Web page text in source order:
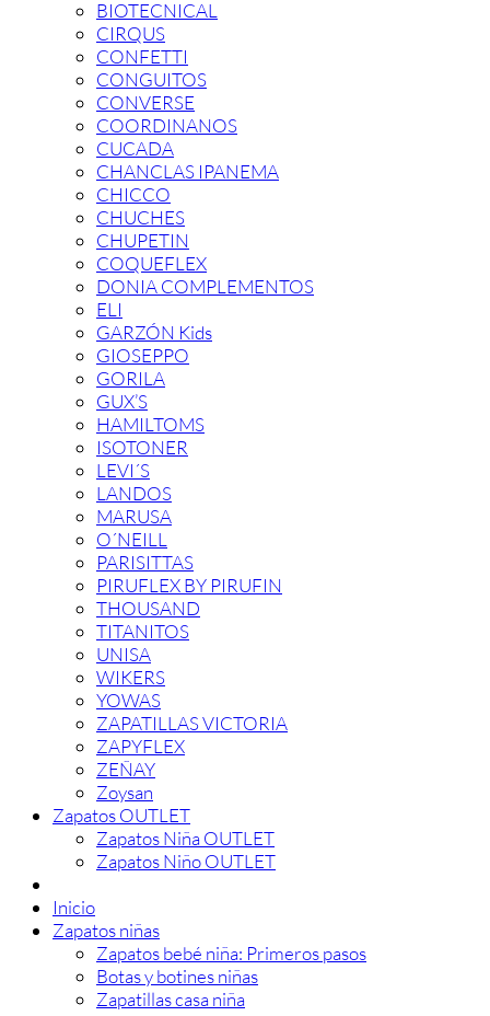
BIOTECNICAL
CIRQUS
CONFETTI
CONGUITOS
CONVERSE
COORDINANOS
CUCADA
CHANCLAS IPANEMA
CHICCO
CHUCHES
CHUPETIN
COQUEFLEX
DONIA COMPLEMENTOS
ELI
GARZÓN Kids
GIOSEPPO
GORILA
GUX’S
HAMILTOMS
ISOTONER
LEVI´S
LANDOS
MARUSA
O´NEILL
PARISITTAS
PIRUFLEX BY PIRUFIN
THOUSAND
TITANITOS
UNISA
WIKERS
YOWAS
ZAPATILLAS VICTORIA
ZAPYFLEX
ZEÑAY
Zoysan
Zapatos OUTLET
Zapatos Niña OUTLET
Zapatos Niño OUTLET
Inicio
Zapatos niñas
Zapatos bebé niña: Primeros pasos
Botas y botines niñas
Zapatillas casa niña